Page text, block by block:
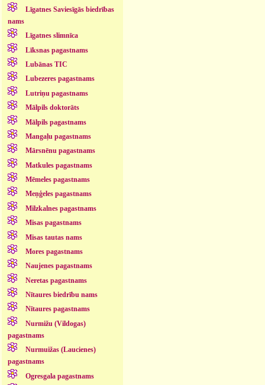
Līgatnes Saviesīgās biedrības
nams
Līgatnes slimnīca
Līksnas pagastnams
Lubānas TIC
Lubezeres pagastnams
Lutriņu pagastnams
Mālpils doktorāts
Mālpils pagastnams
Mangaļu pagastnams
Mārsnēnu pagastnams
Matkules pagastnams
Mēmeles pagastnams
Meņģeles pagastnams
Milzkalnes pagastnams
Misas pagastnams
Misas tautas nams
Mores pagastnams
Naujenes pagastnams
Neretas pagastnams
Nītaures biedrību nams
Nītaures pagastnams
Nurmižu (Vildogas)
pagastnams
Nurmuižas (Laucienes)
pagastnams
Ogresgala pagastnams